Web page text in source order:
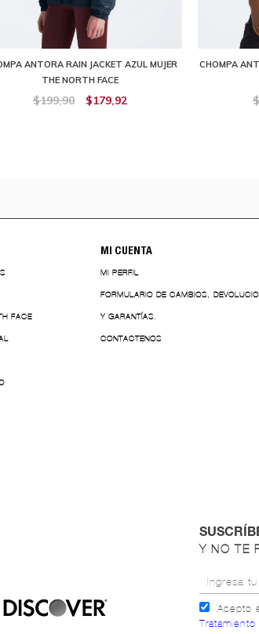
ANTORA RAIN JACKET AZUL MUJER
THE NORTH FACE
$199,90 $179,92
CHOMPA
FACE
MI CUENTA
MI PERFIL
FORMULARIO DE CAMBIOS,
Y GARANTÍAS.
CONTACTENOS
Y NO TE
Acepto